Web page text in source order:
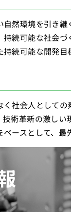
自然環境を引き
続可能な社会づ
続可能な開発目
社会人として
技術革新の激し
ースとして、最